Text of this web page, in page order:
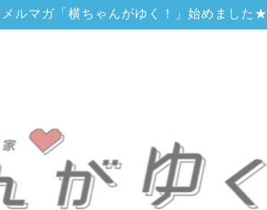
ルマガ「横ちゃんがゆく！」始めました★